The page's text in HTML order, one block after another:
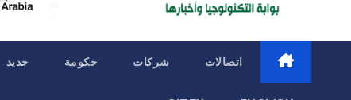
اتصالات شركات حكومة جديد